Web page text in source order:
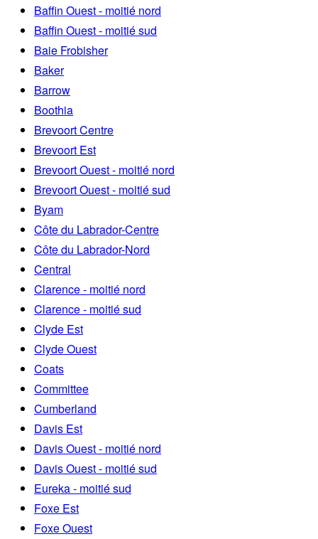
Baffin Ouest - moitié nord
Baffin Ouest - moitié sud
Baie Frobisher
Baker
Barrow
Boothia
Brevoort Centre
Brevoort Est
Brevoort Ouest - moitié nord
Brevoort Ouest - moitié sud
Byam
Côte du Labrador-Centre
Côte du Labrador-Nord
Central
Clarence - moitié nord
Clarence - moitié sud
Clyde Est
Clyde Ouest
Coats
Committee
Cumberland
Davis Est
Davis Ouest - moitié nord
Davis Ouest - moitié sud
Eureka - moitié sud
Foxe Est
Foxe Ouest